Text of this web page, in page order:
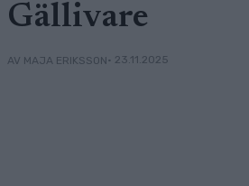
Gällivare
AV MAJA ERIKSSON• 23.11.2025